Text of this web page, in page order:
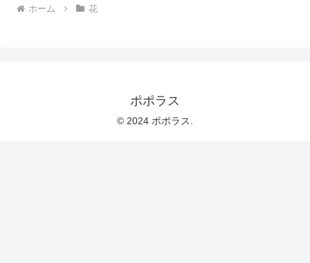
ホーム 花
ポポラス
© 2024 ポポラス.